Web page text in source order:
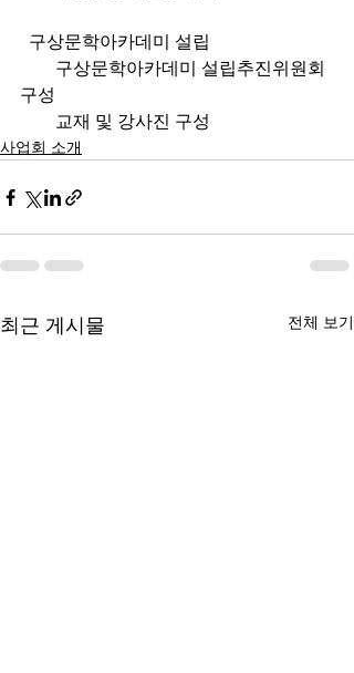
구상문학아카데미 설립
구상문학아카데미 설립추진위원회
구성
교재 및 강사진 구성
사업회 소개
최근 게시물 전체 보기